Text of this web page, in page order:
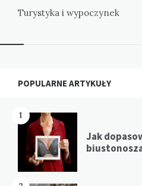
Turystyka i wypoczynek
Widgets
POPULARNE ARTYKUŁY
1
Jak